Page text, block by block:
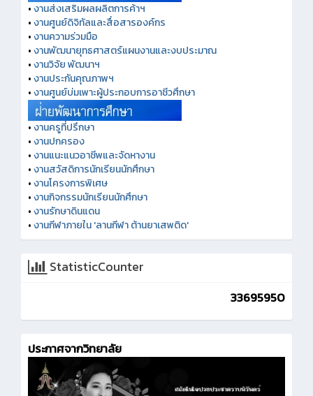
•งานส่งเสริมผลผลิตการค้าฯ
•งานศูนย์ดิจิทัลและสื่อสารองค์กร
•งานความร่วมมือ
•งานพัฒนายุทธศาสตร์แผนงานและงบประมาณ
•งานวิจัย พัฒนาฯ
•งานประกันคุณภาพฯ
•งานศูนย์บ่มเพาะผู้ประกอบการอาชีวศึกษา
•งานครูที่ปรึกษา
•งานปกครอง
•งานแนะแนวอาชีพและจัดหางาน
•งานสวัสดิการนักเรียนนักศึกษา
•งานโครงการพิเศษ
•งานกิจกรรมนักเรียนนักศึกษา
•งานรักษาดินแดน
•งานกีฬาภายใน 'ลานกีฬา ต้านยาเสพติด'
StatisticCounter
33695950
ประกาศจากวิทยาลัย